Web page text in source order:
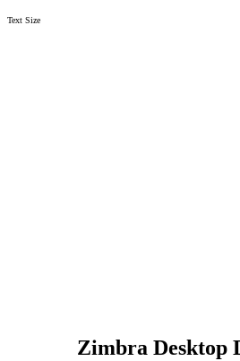
Text Size
Zimbra Desktop